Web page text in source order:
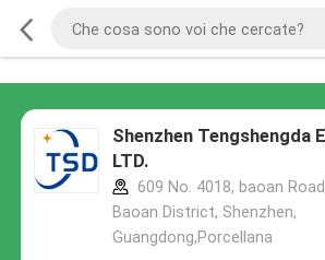
Shenzhen Tengshengda
LTD.
609 No. 4018, baoan
Baoan District, Shenzhen,
Guangdong,Porcellana